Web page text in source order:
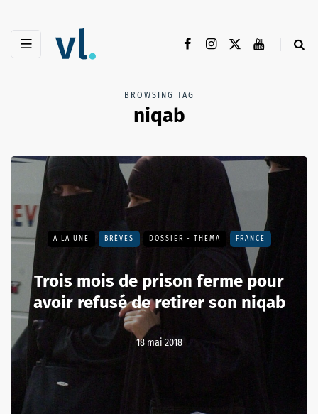
BROWSING TAG
niqab
A LA UNE BRÈVES DOSSIER - THEMA FRANCE
Trois mois de prison ferme pour
avoir refusé de retirer son niqab
18 mai 2018